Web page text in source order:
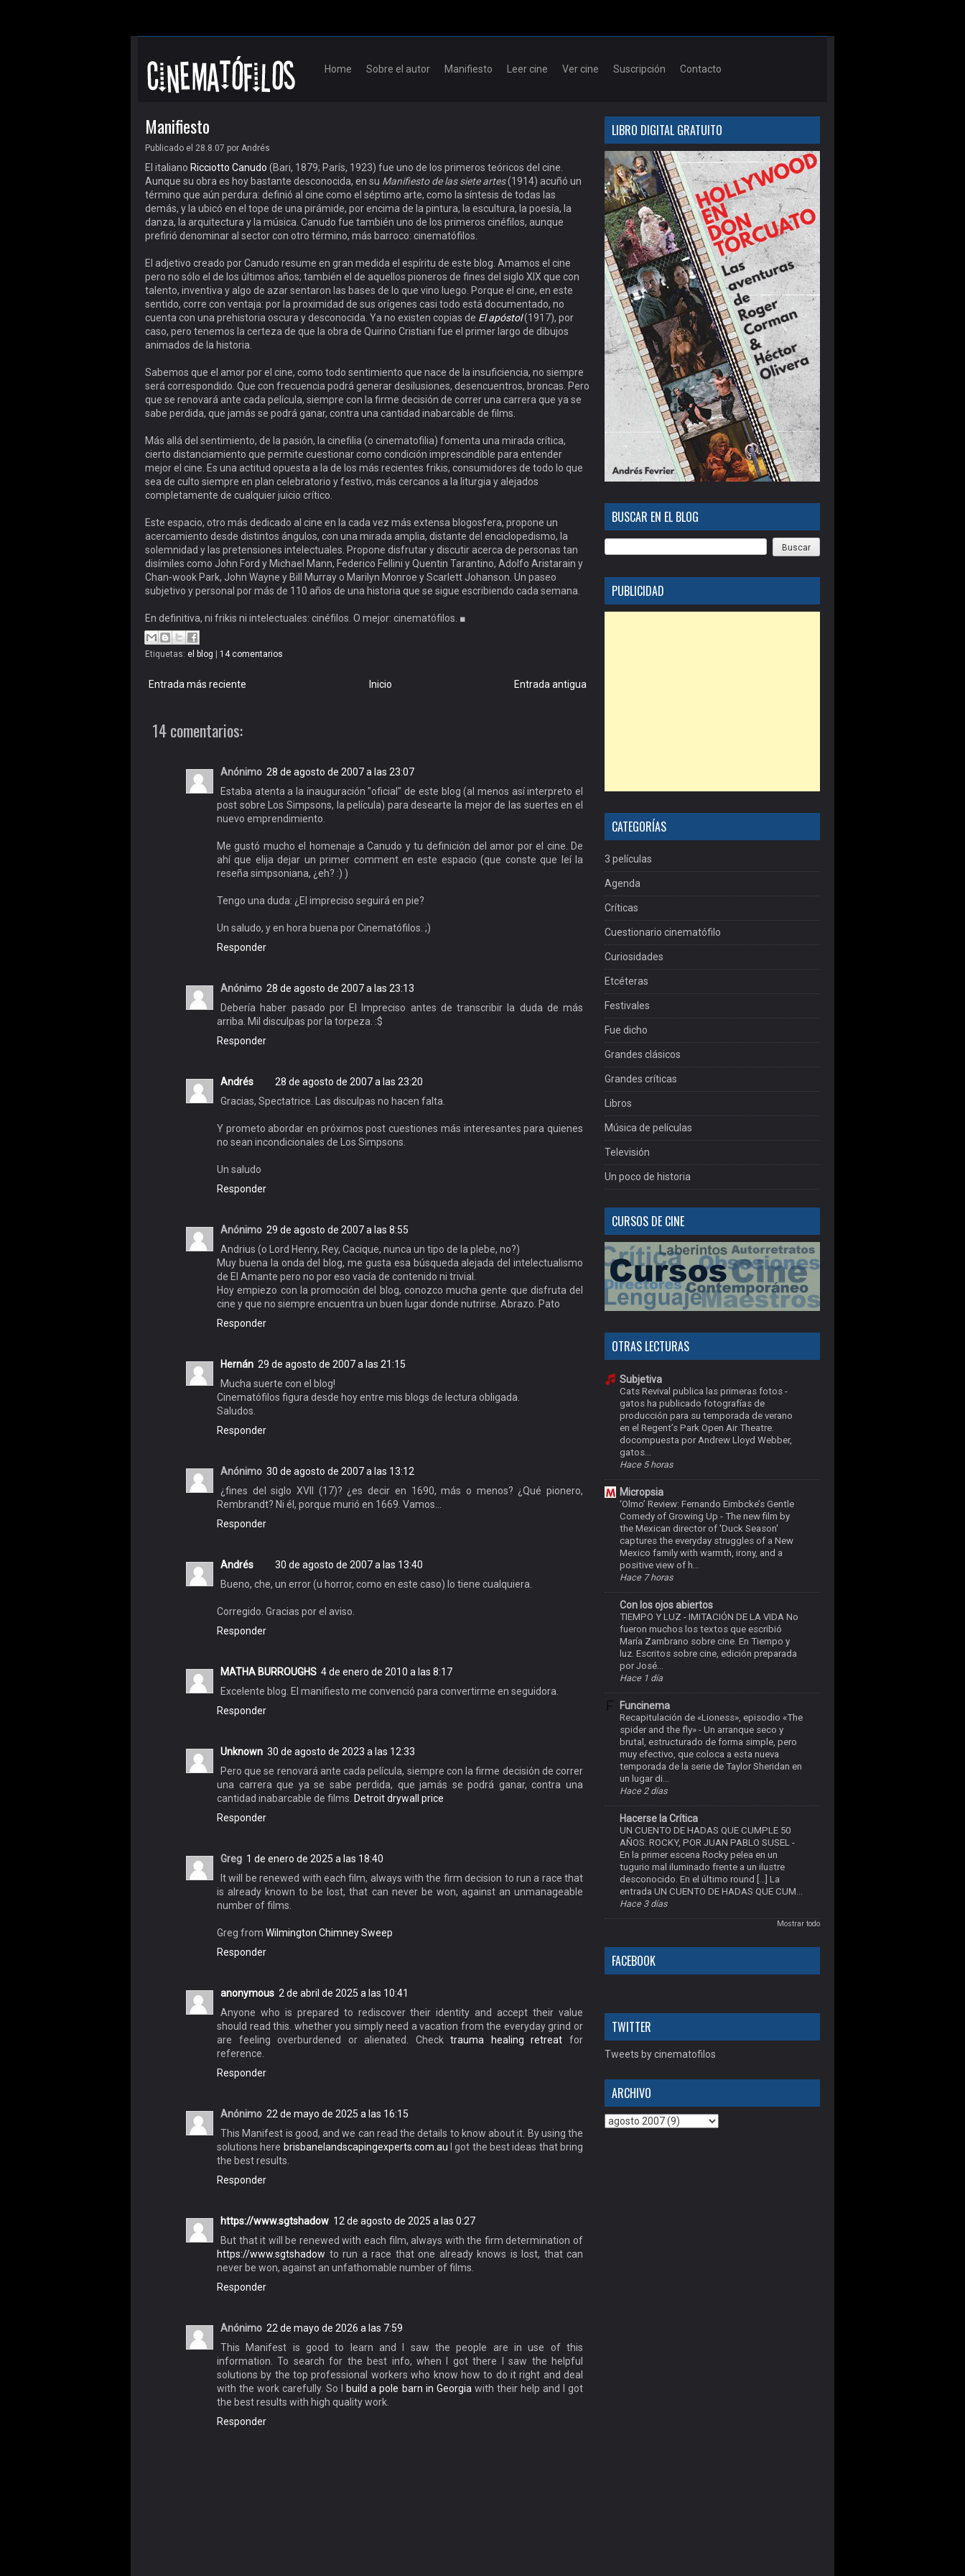
Home Sobre el autor Manifiesto Leer cine Ver cine Suscripción Contacto
Manifiesto
Publicado el 28.8.07 por Andrés
El italiano Ricciotto Canudo (Bari, 1879; París, 1923) fue uno de los primeros teóricos del cine.
Aunque su obra es hoy bastante desconocida, en su Manifiesto de las siete artes(1914) acuñó un
término que aún perdura: definió al cine como el séptimo arte, como la síntesis de todas las
demás, y la ubicó en el tope de una pirámide, por encima de la pintura, la escultura, la poesía, la
danza, la arquitectura y la música. Canudo fue también uno de los primeros cinéfilos, aunque
prefirió denominar al sector con otro término, más barroco: cinematófilos.
El adjetivo creado por Canudo resume en gran medida el espíritu de este blog. Amamos el cine
pero no sólo el de los últimos años; también el de aquellos pioneros de fines del siglo XIX que con
talento, inventiva y algo de azar sentaron las bases de lo que vino luego. Porque el cine, en este
sentido, corre con ventaja: por la proximidad de sus orígenes casi todo está documentado, no
cuenta con una prehistoria oscura y desconocida. Ya no existen copias de El apóstol(1917), por
caso, pero tenemos la certeza de que la obra de Quirino Cristiani fue el primer largo de dibujos
animados de la historia.
Sabemos que el amor por el cine, como todo sentimiento que nace de la insuficiencia, no siempre
será correspondido. Que con frecuencia podrá generar desilusiones, desencuentros, broncas. Pero
que se renovará ante cada película, siempre con la firme decisión de correr una carrera que ya se
sabe perdida, que jamás se podrá ganar, contra una cantidad inabarcable de films.
Más allá del sentimiento, de la pasión, la cinefilia (o cinematofilia) fomenta una mirada crítica,
cierto distanciamiento que permite cuestionar como condición imprescindible para entender
mejor el cine. Es una actitud opuesta a la de los más recientes frikis, consumidores de todo lo que
sea de culto siempre en plan celebratorio y festivo, más cercanos a la liturgia y alejados
completamente de cualquier juicio crítico.
Este espacio, otro más dedicado al cine en la cada vez más extensa blogosfera, propone un
acercamiento desde distintos ángulos, con una mirada amplia, distante del enciclopedismo, la
solemnidad y las pretensiones intelectuales. Propone disfrutar y discutir acerca de personas tan
disímiles como John Ford y Michael Mann, Federico Fellini y Quentin Tarantino, Adolfo Aristarain y
Chan-wook Park, John Wayne y Bill Murray o Marilyn Monroe y Scarlett Johanson. Un paseo
subjetivo y personal por más de 110 años de una historia que se sigue escribiendo cada semana.
En definitiva, ni frikis ni intelectuales: cinéfilos. O mejor: cinematófilos. ■
Etiquetas: el blog 14 comentarios
Entrada más reciente Entrada antigua
Inicio
14 comentarios:
Anónimo 28 de agosto de 2007 a las 23:07
Estaba atenta a la inauguración "oficial" de este blog (al menos así interpreto el
post sobre Los Simpsons, la película) para desearte la mejor de las suertes en el
nuevo emprendimiento.
Me gustó mucho el homenaje a Canudo y tu definición del amor por el cine. De
ahí que elija dejar un primer comment en este espacio (que conste que leí la
reseña simpsoniana, ¿eh? :) )
Tengo una duda: ¿El impreciso seguirá en pie?
Un saludo, y en hora buena por Cinematófilos. ;)
Responder
Anónimo 28 de agosto de 2007 a las 23:13
Debería haber pasado por El Impreciso antes de transcribir la duda de más
arriba. Mil disculpas por la torpeza. :$
Responder
Andrés
28 de agosto de 2007 a las 23:20
Gracias, Spectatrice. Las disculpas no hacen falta.
Y prometo abordar en próximos post cuestiones más interesantes para quienes
no sean incondicionales de Los Simpsons.
Un saludo
Responder
Anónimo 29 de agosto de 2007 a las 8:55
Andrius (o Lord Henry, Rey, Cacique, nunca un tipo de la plebe, no?)
Muy buena la onda del blog, me gusta esa búsqueda alejada del intelectualismo
de El Amante pero no por eso vacía de contenido ni trivial.
Hoy empiezo con la promoción del blog, conozco mucha gente que disfruta del
cine y que no siempre encuentra un buen lugar donde nutrirse. Abrazo. Pato
Responder
Hernán 29 de agosto de 2007 a las 21:15
Mucha suerte con el blog!
Cinematófilos figura desde hoy entre mis blogs de lectura obligada.
Saludos.
Responder
Anónimo 30 de agosto de 2007 a las 13:12
¿fines del siglo XVII (17)? ¿es decir en 1690, más o menos? ¿Qué pionero,
Rembrandt? Ni él, porque murió en 1669. Vamos...
Responder
Andrés
30 de agosto de 2007 a las 13:40
Bueno, che, un error (u horror, como en este caso) lo tiene cualquiera.
Corregido. Gracias por el aviso.
Responder
MATHA BURROUGHS 4 de enero de 2010 a las 8:17
Excelente blog. El manifiesto me convenció para convertirme en seguidora.
Responder
Unknown 30 de agosto de 2023 a las 12:33
Pero que se renovará ante cada película, siempre con la firme decisión de correr
una carrera que ya se sabe perdida, que jamás se podrá ganar, contra una
cantidad inabarcable de films. Detroit drywall price
Responder
Greg 1 de enero de 2025 a las 18:40
It will be renewed with each film, always with the firm decision to run a race that
is already known to be lost, that can never be won, against an unmanageable
number of films.
Greg from Wilmington Chimney Sweep
Responder
anonymous 2 de abril de 2025 a las 10:41
Anyone who is prepared to rediscover their identity and accept their value
should read this. whether you simply need a vacation from the everyday grind or
are feeling overburdened or alienated. Checktrauma healing retreat for
reference.
Responder
Anónimo 22 de mayo de 2025 a las 16:15
This Manifest is good, and we can read the details to know about it. By using the
solutions here brisbanelandscapingexperts.com.au I got the best ideas that bring
the best results.
Responder
https://www.sgtshadow 12 de agosto de 2025 a las 0:27
But that it will be renewed with each film, always with the firm determination of
https://www.sgtshadow to run a race that one already knows is lost, that can
never be won, against an unfathomable number of films.
Responder
Anónimo 22 de mayo de 2026 a las 7:59
This Manifest is good to learn and I saw the people are in use of this
information. To search for the best info, when I got there I saw the helpful
solutions by the top professional workers who know how to do it right and deal
with the work carefully. So I
build a pole barn in Georgia with their help and I got
the best results with high quality work.
Responder
LIBRO DIGITAL GRATUITO
BUSCAR EN EL BLOG
PUBLICIDAD
CATEGORÍAS
3 películas
Agenda
Críticas
Cuestionario cinematófilo
Curiosidades
Etcéteras
Festivales
Fue dicho
Grandes clásicos
Grandes críticas
Libros
Música de películas
Televisión
Un poco de historia
CURSOS DE CINE
OTRAS LECTURAS
Subjetiva
Cats Revival publica las primeras fotos -
gatos ha publicado fotografías de
producción para su temporada de verano
en el Regent’s Park Open Air Theatre.
docompuesta por Andrew Lloyd Webber,
gatos...
Hace 5 horas
Micropsia
‘Olmo’ Review: Fernando Eimbcke’s Gentle
Comedy of Growing Up - The new film by
the Mexican director of 'Duck Season'
captures the everyday struggles of a New
Mexico family with warmth, irony, and a
positive view of h...
Hace 7 horas
Con los ojos abiertos
TIEMPO Y LUZ - IMITACIÓN DE LA VIDA No
fueron muchos los textos que escribió
María Zambrano sobre cine. En Tiempo y
luz. Escritos sobre cine, edición preparada
por José...
Hace 1 día
Funcinema
Recapitulación de «Lioness», episodio «The
spider and the fly» - Un arranque seco y
brutal, estructurado de forma simple, pero
muy efectivo, que coloca a esta nueva
temporada de la serie de Taylor Sheridan en
un lugar di...
Hace 2 días
Hacerse la Crítica
UN CUENTO DE HADAS QUE CUMPLE 50
AÑOS: ROCKY, POR JUAN PABLO SUSEL -
En la primer escena Rocky pelea en un
tugurio mal iluminado frente a un ilustre
desconocido. En el último round […] La
entrada UN CUENTO DE HADAS QUE CUM...
Hace 3 días
Mostrar todo
FACEBOOK
TWITTER
Tweets by cinematofilos
ARCHIVO